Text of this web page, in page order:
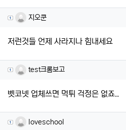
지오쿤님의 댓글
지오쿤
저런것들 언제 사라지나 힘내세요
test크롬보고님의 댓글
test크롬보고
벳코넷 업체쓰면 먹튀 걱정은 없죠..
loveschool님의 댓글
loveschool